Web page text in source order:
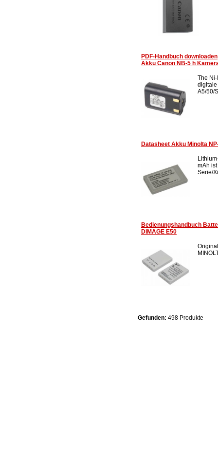
PDF-Handbuch downloaden
Akku Canon NB-5 h
The Ni-
digitale
A5/50/
Datasheet Akku Minolta
mAh
Serie/
Bedienungshandbuch
DiMAGE E50
Gefunden: 498 Produkte